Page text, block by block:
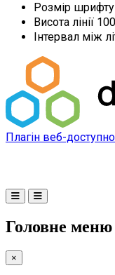
Розмір шрифту
Висота лінії 100
Інтервал між
Плагін веб-
Головне меню
×